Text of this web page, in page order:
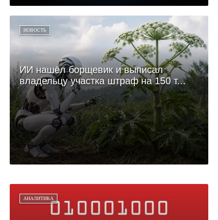
НОВОСТЬ
ИИ нашёл борщевик и выписал
владельцу участка штраф на 150 т...
АНАЛИТИКА